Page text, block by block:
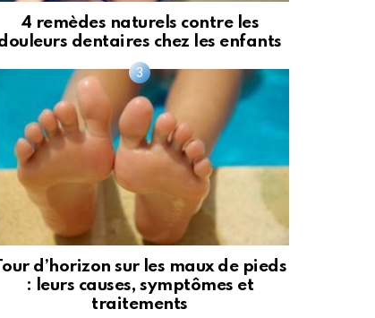
4 remèdes naturels contre les
dentaires chez les enfants
d’horizon sur les maux de pieds
: leurs causes, symptômes et
traitements